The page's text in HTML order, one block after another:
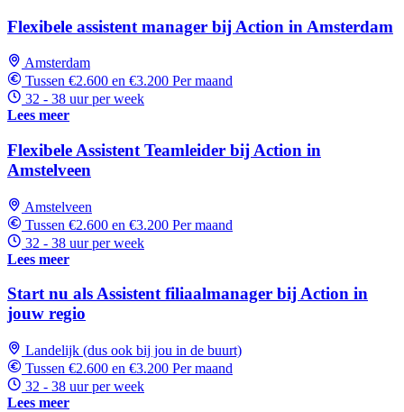
Flexibele assistent manager bij Action in Amsterdam
Amsterdam
Tussen €2.600 en €3.200 Per maand
32 - 38 uur per week
Lees meer
Flexibele Assistent Teamleider bij Action in
Amstelveen
Amstelveen
Tussen €2.600 en €3.200 Per maand
32 - 38 uur per week
Lees meer
Start nu als Assistent filiaalmanager bij Action in
jouw regio
Landelijk (dus ook bij jou in de buurt)
Tussen €2.600 en €3.200 Per maand
32 - 38 uur per week
Lees meer